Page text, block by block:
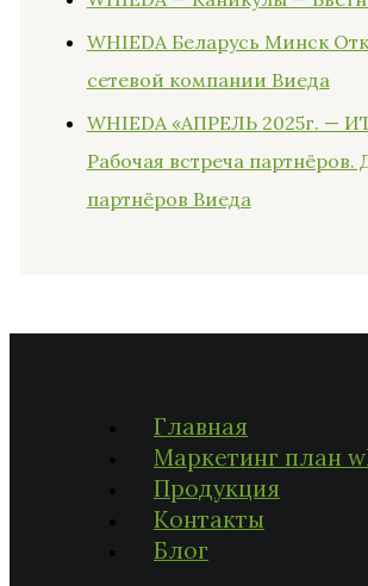
WHIEDA Беларусь Минск
сетевой компании Виеда
WHIEDA «АПРЕЛЬ 2025г. —
Рабочая встреча партнёров.
партнёров Виеда
Главная
Маркетинг план
Продукция
Контакты
Блог